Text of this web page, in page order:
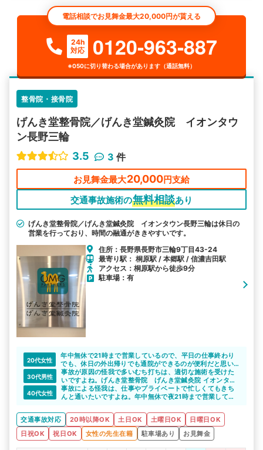
電話相談でお見舞金最大20,000円が貰える
24h
対応
0120-963-887
※050に切り替わる場合があります（通話無料）
整骨院・接骨院
げんき堂整骨院／げんき堂鍼灸院 イオンタウ
ン長野三輪
3.5
3 件
お見舞金最大20,000円支給
交通事故施術の無料相談あり
げんき堂整骨院／げんき堂鍼灸院 イオンタウン長野三輪は休日の
営業を行っており、時間の融通がききやすいです。
住所：長野県長野市三輪9丁目43-24
最寄り駅： 桐原駅 / 本郷駅 / 信濃吉田駅
アクセス：桐原駅から徒歩9分
駐車場：有
20代女性
年中無休で21時まで営業しているので、平日の仕事終わり
でも、休日の外出帰りでも通院ができるのが便利だと思い
ます。
イオンタウンの駐車場が利用できるのも嬉しいです。
30代男性
事故が原因の怪我で多いむち打ちは、適切な施術を受けた
いですよね。げんき堂整骨院 げんき堂鍼灸院 イオンタウ
ン長野三輪は、むち打ちに詳しく丁寧に時間をかけて施術
をしてくれます。安心して通院できますね。
40代女性
事故による怪我は、仕事やプライベートで忙しくてもきち
んと通いたいですよね。年中無休で夜21時まで営業してい
交通事故対応
20時以降OK 土日OK 土曜日OK
日曜日OK
日祝OK
祝日OK 女性の先生在籍 駐車場あり お見舞金